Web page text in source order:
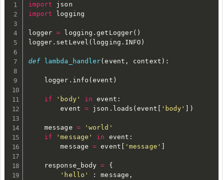
import
import logging
logger = logging .getLogger( )
logger . setLevel ( logging . INFO )
def lambda_handler(event , context ) :
    logger
. info (event )
if 'body' in event :
        event
= json . loads (event 'body' )
    message
=
'world'
if
'message' in event :
        message
= event 'message'
    response_body
=
{
'hello'
: message ,